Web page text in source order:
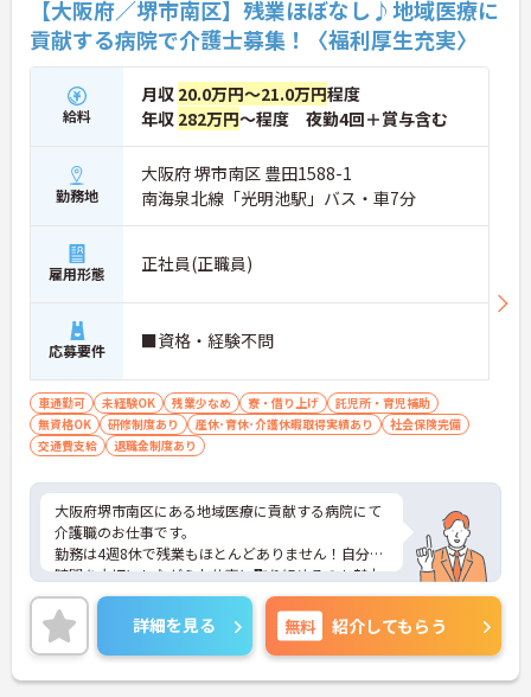
【大阪府／堺市南区】残業ほぼなし♪地域医療に
貢献する病院で介護士募集！〈福利厚生充実〉
給料
月収 20.0万円～21.0万円程度
年収 282万円～程度 夜勤4回＋賞与含む
勤務地
大阪府 堺市南区 豊田1588-1
南海泉北線「光明池駅」バス・車7分
雇用形態 正社員(正職員)
応募要件 ■資格・経験不問
車通勤可 未経験OK 残業少なめ 寮・借り上げ
託児所・育児補助
無資格OK
研修制度あり 産休･育休･介護休暇取得実績あり
社会保険完備
交通費支給
退職金制度あり
大阪府堺市南区にある地域医療に貢献する病院にて
介護職のお仕事です。
勤務は4週8休で残業もほとんどありません！自分の
時間を大切にしながらお仕事に取り組めるのも魅力
の一つです。
ご興味ある方には、面接対策ポイントなど、さらに
詳細をお話しいたしますのでお気軽にご相談くださ
い。
詳細を見る 無料 紹介してもらう